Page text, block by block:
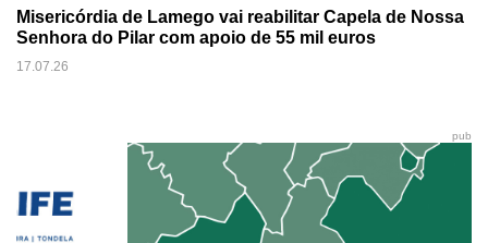
Misericórdia de Lamego vai reabilitar Capela de Nossa
Senhora do Pilar com apoio de 55 mil euros
17.07.26
pub